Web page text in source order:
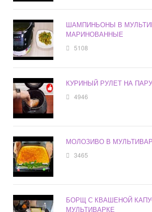
ШАМПИНЬОНЫ В
МАРИНОВАННЫЕ
5108
КУРИНЫЙ РУЛЕТ НА
4946
МОЛОЗИВО В
3465
БОРЩ С КВАШЕНОЙ
МУЛЬТИВАРКЕ